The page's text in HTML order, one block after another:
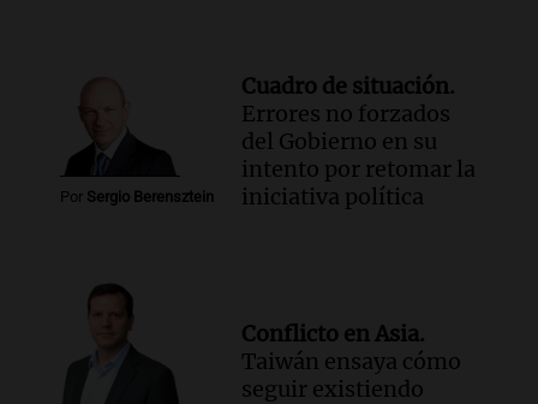
Por Sergio Berensztein
Cuadro de situación.
Errores no forzados
del Gobierno en su
intento por retomar la
iniciativa política
Conflicto en Asia.
Taiwán ensaya cómo
seguir existiendo